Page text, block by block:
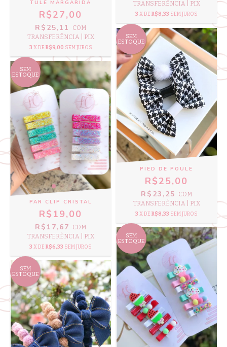
TULE MARGARIDA
R$27,00
R$25,11
COM
TRANSFERÊNCIA | PIX
3 X DE R$9,00 SEM JUROS
TRANSFERÊNCIA | PIX
3 X DE R$8,33 SEM JUROS
SEM
ESTOQUE
PAR CLIP CRISTAL
R$19,00
R$17,67
COM
TRANSFERÊNCIA | PIX
3 X DE R$6,33 SEM JUROS
SEM
ESTOQUE
PIED DE POULE
R$25,00
R$23,25
COM
TRANSFERÊNCIA | PIX
3 X DE R$8,33 SEM JUROS
SEM
ESTOQUE
SEM
ESTOQUE